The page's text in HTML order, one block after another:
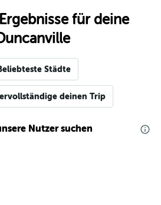
für deine
Städte
deinen Trip
Nutzer suchen